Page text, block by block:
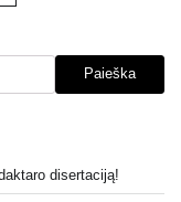
Paieška
disertaciją!